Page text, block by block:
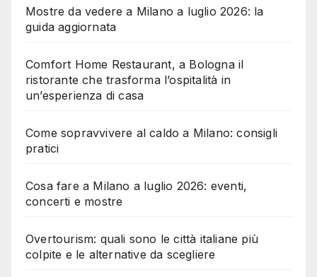
Mostre da vedere a Milano a luglio 2026: la
guida aggiornata
Comfort Home Restaurant, a Bologna il
ristorante che trasforma l’ospitalità in
un’esperienza di casa
Come sopravvivere al caldo a Milano: consigli
pratici
Cosa fare a Milano a luglio 2026: eventi,
concerti e mostre
Overtourism: quali sono le città italiane più
colpite e le alternative da scegliere